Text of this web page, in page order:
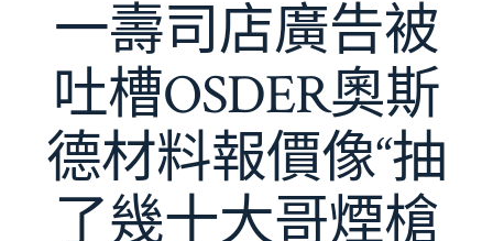
換
關一壽司店廣告被
吐槽OSDER奧斯
德材料報價像“抽
了幾十大哥煙槍